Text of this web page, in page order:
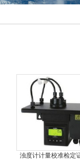
浊度计计量校准检定